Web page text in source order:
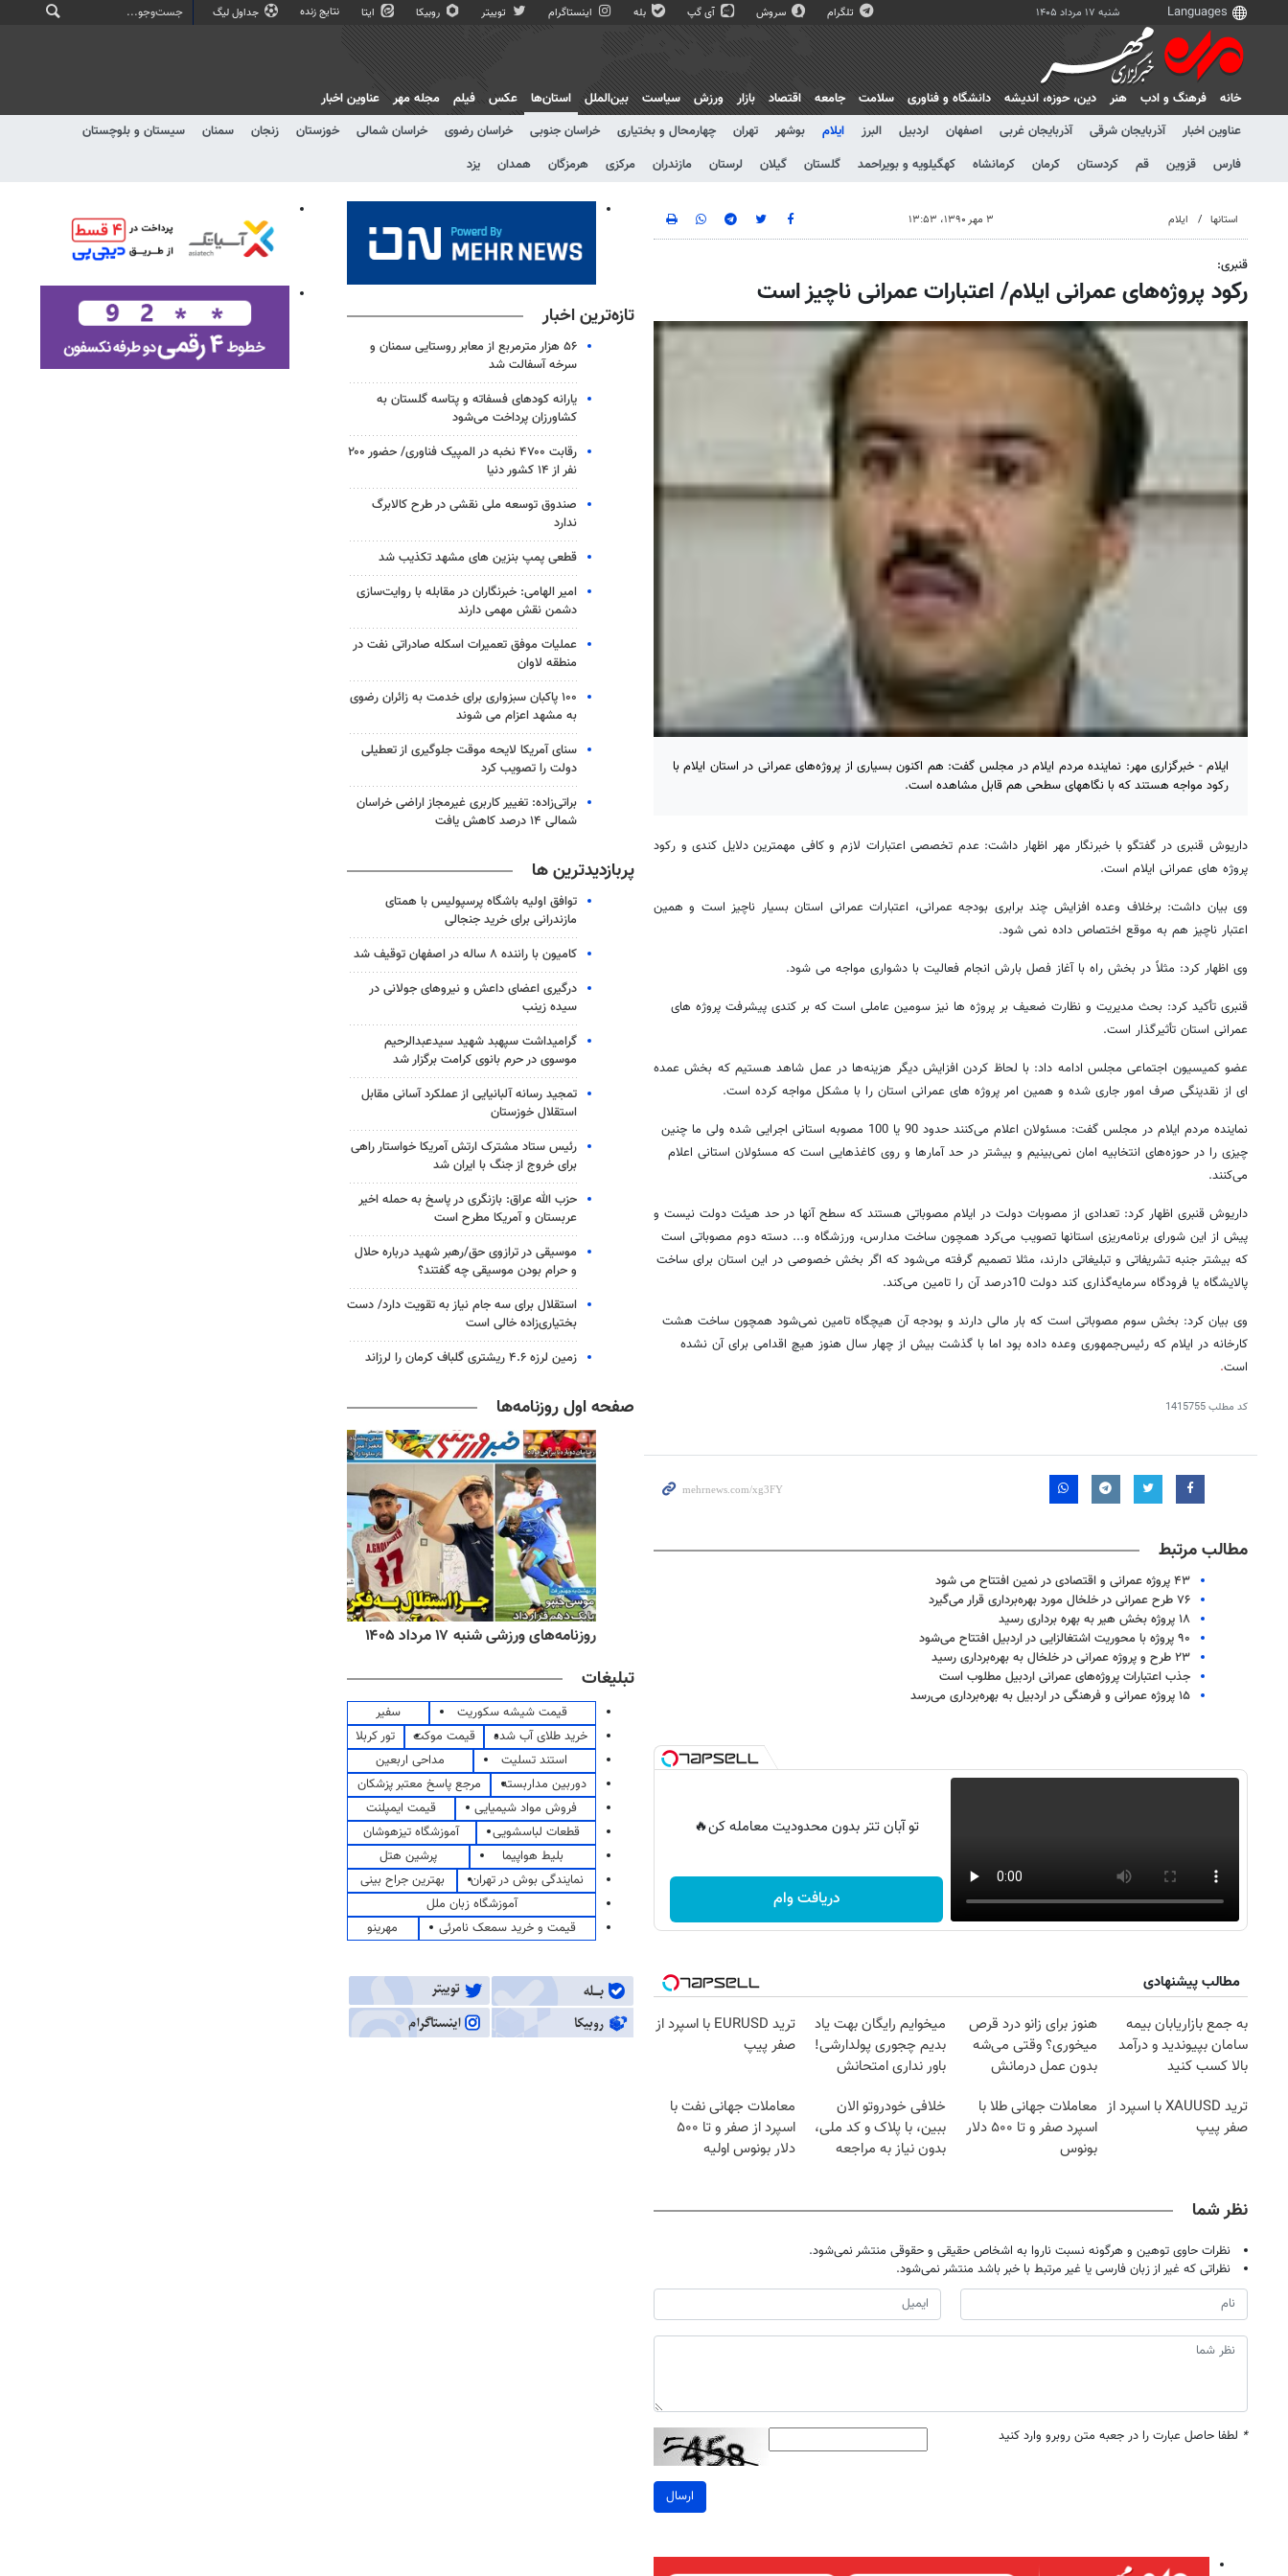
شنبه ۱۷ مرداد ۱۴۰۵ تلگرام سروش آی گپ بله اینستاگرام توییتر روبیکا ایتا نتایج زنده جداول لیگ
خانه فرهنگ و ادب هنر دين، حوزه، انديشه دانشگاه و فناوری سلامت جامعه اقتصاد بازار ورزش سیاست بین‌الملل
استان‌ها
عناوین اخبار
آذربایجان شرقی آذربایجان غربی اصفهان اردبیل البرز ایلام بوشهر تهران چهارمحال و بختیاری خراسان جنوبی خراسان رضوی خراسان شمالی خوزستان زنجان سمنان
سیستان و بلوچستان
فارس
قزوین قم کردستان کرمان کرمانشاه کهگیلویه و بویراحمد گلستان گیلان لرستان مازندران مرکزی هرمزگان همدان یزد
عکس فیلم مجله مهر عناوین اخبار
استانها ایلام ۳ مهر ۱۳۹۰، ۱۳:۵۳
قنبری:
رکود پروژه‌های عمرانی ایلام/ اعتبارات عمرانی ناچیز است
ایلام - خبرگزاری مهر: نماینده مردم ایلام در مجلس گفت: هم اکنون بسیاری از پروژه‌های عمرانی در استان ایلام با
رکود مواجه هستند که با نگاههای سطحی هم قابل مشاهده است.
داریوش قنبری در گفتگو با خبرنگار مهر اظهار داشت: عدم تخصصی اعتبارات لازم و کافی مهمترین دلایل کندی و رکود
پروژه های عمرانی ایلام است.
وی بیان داشت: برخلاف وعده افزایش چند برابری بودجه عمرانی، اعتبارات عمرانی استان بسیار ناچیز است و همین
اعتبار ناچیز هم به موقع اختصاص داده نمی شود.
وی اظهار کرد: مثلاً در بخش راه با آغاز فصل بارش انجام فعالیت با دشواری مواجه می شود.
قنبری تأکید کرد: بحث مدیریت و نظارت ضعیف بر پروژه ها نیز سومین عاملی است که بر کندی پیشرفت پروژه های
عمرانی استان تأثیرگذار است.
عضو کمیسیون اجتماعی مجلس ادامه داد: با لحاظ کردن افزایش دیگر هزینه‌ها در عمل شاهد هستیم که بخش عمده
ای از نقدینگی صرف امور جاری شده و همین امر پروژه های عمرانی استان را با مشکل مواجه کرده است.
نماینده مردم ایلام در مجلس گفت: مسئولان اعلام می‌کنند حدود 90 یا 100 مصوبه استانی اجرایی شده ولی ما چنین
چیزی را در حوزه‌های انتخابیه ا‌مان نمی‌بینیم و بیشتر در حد آمارها و روی کاغذهایی است که مسئولان استانی اعلام
می‌کنند.
داریوش قنبری اظهار کرد: تعدادی از مصوبات دولت در ایلام مصوباتی هستند که سطح آنها در حد هیئت دولت نیست و
پیش از این شورای برنامه‌ریزی استانها تصویب می‌کرد همچون ساخت مدارس، ورزشگاه و... دسته دوم مصوباتی است
که بیشتر جنبه تشریفاتی و تبلیغاتی دارند، مثلا تصمیم گرفته می‌شود که اگر بخش خصوصی در این استان برای ساخت
پالایشگاه یا فرودگاه سرمایه‌گذاری کند دولت 10‌درصد آن را تامین می‌کند.
وی بیان کرد: بخش سوم مصوباتی است که بار مالی دارند و بودجه آن هیچگاه تامین نمی‌شود همچون ساخت هشت
کارخانه در ایلام که رئیس‌جمهوری وعده داده بود اما با گذشت بیش از چهار سال هنوز هیچ اقدامی برای آن نشده
است.
کد مطلب1415755
مطالب مرتبط
۴۳ پروژه عمرانی و اقتصادی در نمین افتتاح می شود
۷۶ طرح عمرانی در خلخال مورد بهره‌برداری قرار می‌گیرد
۱۸ پروژه بخش هیر به بهره برداری رسید
۹۰ پروژه با محوریت اشتغالزایی در اردبیل افتتاح می‌شود
۲۳ طرح و پروژه عمرانی در خلخال به بهره‌برداری رسید
جذب اعتبارات پروژه‌های عمرانی اردبیل مطلوب است
۱۵ پروژه عمرانی و فرهنگی در اردبیل به بهره‌برداری می‌رسد
تو آبان تتر بدون محدودیت معامله کن🔥
دریافت وام
مطالب پیشنهادی
به جمع بازاریابان بیمه
سامان بپیوندید و درآمد
بالا کسب کنید
هنوز برای زانو درد قرص
میخوری؟ وقتی می‌شه
بدون عمل درمانش
میخوایم رایگان بهت یاد
بدیم چجوری پولدارشی!
باور نداری امتحانش
ترید EURUSD با اسپرد از
صفر پیپ
ترید XAUUSD با اسپرد از
صفر پیپ
معاملات جهانی طلا با
اسپرد صفر و تا ۵۰۰ دلار
بونوس
خلافی خودروتو الان
ببین، با پلاک و کد ملی،
بدون نیاز به مراجعه
معاملات جهانی نفت با
اسپرد از صفر و تا ۵۰۰
دلار بونوس اولیه
نظر شما
نظرات حاوی توهین و هرگونه نسبت ناروا به اشخاص حقیقی و حقوقی منتشر نمی‌شود.
نظراتی که غیر از زبان فارسی یا غیر مرتبط با خبر باشد منتشر نمی‌شود.
* لطفا حاصل عبارت را در جعبه متن روبرو وارد کنید
ارسال
تازه‌ترین اخبار
۵۶ هزار مترمربع از معابر روستایی سمنان و
سرخه آسفالت شد
یارانه کودهای فسفاته و پتاسه گلستان به
کشاورزان پرداخت می‌شود
رقابت ۴۷۰۰ نخبه در المپیک فناوری/ حضور ۲۰۰
نفر از ۱۴ کشور دنیا
صندوق توسعه ملی نقشی در طرح کالابرگ
ندارد
قطعی پمپ بنزین های مشهد تکذیب شد
امیر الهامی: خبرنگاران در مقابله با روایت‌سازی
دشمن نقش مهمی دارند
عملیات موفق تعمیرات اسکله صادراتی نفت در
منطقه لاوان
۱۰۰ پاکبان سبزواری برای خدمت به زائران رضوی
به مشهد اعزام می شوند
سنای آمریکا لایحه موقت جلوگیری از تعطیلی
دولت را تصویب کرد
براتی‌زاده: تغییر کاربری غیرمجاز اراضی خراسان
شمالی ۱۴ درصد کاهش یافت
پربازدیدترین ها
توافق اولیه باشگاه پرسپولیس با همتای
مازندرانی برای خرید جنجالی
کامیون با راننده ۸ ساله در اصفهان توقیف شد
درگیری اعضای داعش و نیروهای جولانی در
سیده زینب
گرامیداشت سپهبد شهید سیدعبدالرحیم
موسوی در حرم بانوی کرامت برگزار شد
تمجید رسانه آلبانیایی از عملکرد آسانی مقابل
استقلال خوزستان
رئیس ستاد مشترک ارتش آمریکا خواستار راهی
برای خروج از جنگ با ایران شد
حزب الله عراق: بازنگری در پاسخ به حمله اخیر
عربستان و آمریکا مطرح است
موسیقی در ترازوی حق/رهبر شهید درباره حلال
و حرام بودن موسیقی چه گفتند؟
استقلال برای سه جام نیاز به تقویت دارد/ دست
بختیاری‌زاده خالی است
زمین لرزه ۴.۶ ریشتری گلباف کرمان را لرزاند
صفحه اول روزنامه‌ها
روزنامه‌های اقتصادی شنبه ۱۷ مرداد ۱۴۰۵ روزنامه‌های صبح شنبه ۱۷ مرداد ۱۴۰۵
تبلیغات
قیمت شیشه سکوریت
سفیر
خرید طلای آب شده
قیمت موکت
تور کربلا
استند تسلیت
مداحی اربعین
دوربین مداربسته
مرجع پاسخ معتبر پزشکان
فروش مواد شیمیایی
قیمت ایمپلنت
قطعات لباسشویی
آموزشگاه تیزهوشان
بلیط هواپیما
پرشین هتل
نمایندگی بوش در تهران
بهترین جراح بینی
آموزشگاه زبان ملل
قیمت و خرید سمعک نامرئی
مهرینو